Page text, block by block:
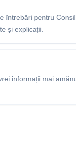
întrebări pentru
și explicații.
informații mai